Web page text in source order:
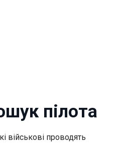
пілота
військові проводять